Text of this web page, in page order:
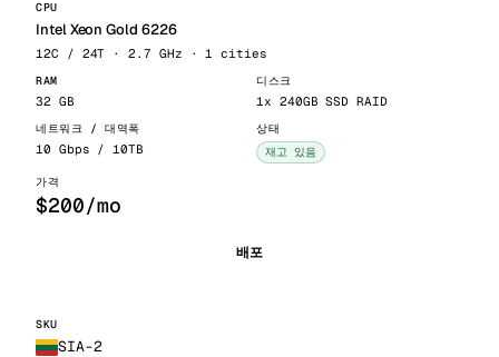
Intel Xeon Gold 6226
12C / 24T · 2.7 GHz · 1 cities
32 GB 1x 240GB SSD RAID
10 Gbps / 10TB 재고 있음
$200/mo
배포
SIA-2